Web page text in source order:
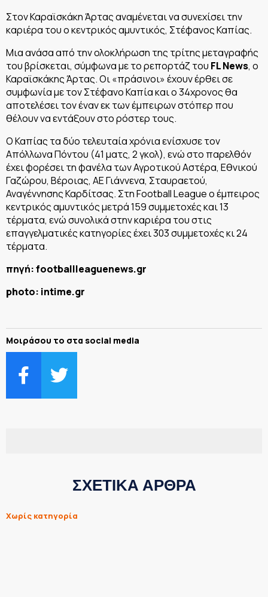
Στον Καραϊσκάκη Άρτας αναμένεται να συνεχίσει την
καριέρα του ο κεντρικός αμυντικός, Στέφανος Καπίας.
Μια ανάσα από την ολοκλήρωση της τρίτης μεταγραφής
του βρίσκεται, σύμφωνα με το ρεπορτάζ του FL News, ο
Καραϊσκάκης Άρτας. Οι «πράσινοι» έχουν έρθει σε
συμφωνία με τον Στέφανο Καπία και ο 34χρονος θα
αποτελέσει τον έναν εκ των έμπειρων στόπερ που
θέλουν να εντάξουν στο ρόστερ τους.
Ο Καπίας τα δύο τελευταία χρόνια ενίσχυσε τον
Απόλλωνα Πόντου (41 ματς, 2 γκολ), ενώ στο παρελθόν
έχει φορέσει τη φανέλα των Αγροτικού Αστέρα, Εθνικού
Γαζώρου, Βέροιας, ΑΕ Γιάννενα, Σταυραετού,
Αναγέννησης Καρδίτσας. Στη Football League ο έμπειρος
κεντρικός αμυντικός μετρά 159 συμμετοχές και 13
τέρματα, ενώ συνολικά στην καριέρα του στις
επαγγελματικές κατηγορίες έχει 303 συμμετοχές κι 24
τέρματα.
πηγή: footballleaguenews.gr
photo: intime.gr
Μοιράσου το στα social media
ΣΧΕΤΙΚΑ ΑΡΘΡΑ
Χωρίς κατηγορία